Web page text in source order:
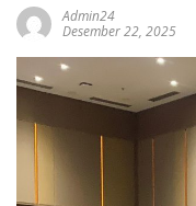
Admin24
Desember 22, 2025